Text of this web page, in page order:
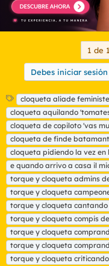
1 de
Debes iniciar
E
t
i
q
u
e
t
a
s
cloqueta aliade
cloqueta aquilando
cloqueta de copiloto 'vas
cloqueta de finde
cloqueta pidiendo la vez en
e quando arrivo a casa il
torque y cloqueta admins
torque y cloqueta
torque y cloqueta cantando
torque y cloqueta compis
torque y cloqueta
torque y cloqueta
torque y cloqueta